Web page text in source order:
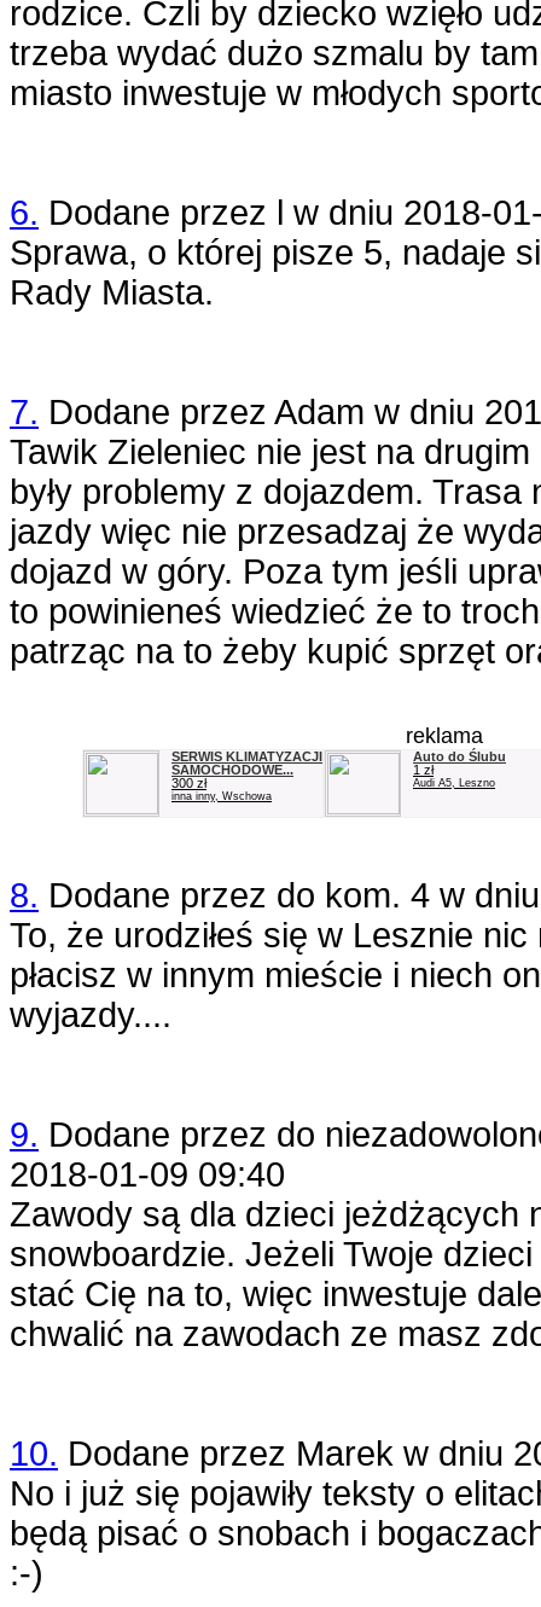
rodzice. Czli by dziecko wzięło
trzeba wydać dużo szmalu by
miasto inwestuje w młodych
6. Dodane przez w dniu 2018-
Sprawa, o której pisze 5, nadaje
Rady Miasta.
7. Dodane przez Adam w dniu
Tawik Zieleniec nie jest na
były problemy z dojazdem.
jazdy więc nie przesadzaj że
dojazd w góry. Poza tym jeśli
to powinieneś wiedzieć że to
patrząc na to żeby kupić sprzęt
reklama
SERWIS KLIMATYZACJI
SAMOCHODOWE...
300 zł
inna inny, Wschowa
Auto do Ślubu
1 zł
Audi A5, Leszno
8. Dodane przez do kom. 4 w
To, że urodziłeś się w Lesznie
płacisz w innym mieście i niech
wyjazdy....
9. Dodane przez do
2018-01-09 09:40
Zawody są dla dzieci jeżdżących
snowboardzie. Jeżeli Twoje
stać Cię na to, więc inwestuje
chwalić na zawodach ze masz
10. Dodane przez Marek w dniu
No i już się pojawiły teksty o
będą pisać o snobach i
:-)